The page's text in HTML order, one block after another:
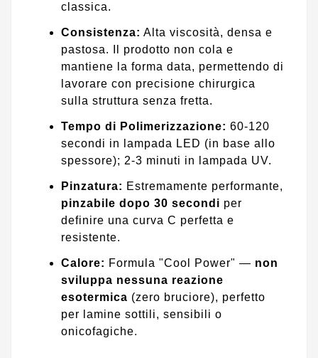
classica.
Consistenza: Alta viscosità, densa e
pastosa. Il prodotto non cola e
mantiene la forma data, permettendo di
lavorare con precisione chirurgica
sulla struttura senza fretta.
Tempo di Polimerizzazione: 60-120
secondi in lampada LED (in base allo
spessore); 2-3 minuti in lampada UV.
Pinzatura: Estremamente performante,
pinzabile dopo 30 secondi per
definire una curva C perfetta e
resistente.
Calore: Formula "Cool Power" — non
sviluppa nessuna reazione
esotermica (zero bruciore), perfetto
per lamine sottili, sensibili o
onicofagiche.